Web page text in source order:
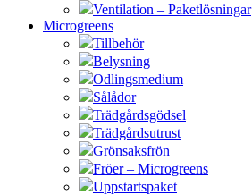
Ventilation – Paketlösningar
Microgreens
Tillbehör
Belysning
Odlingsmedium
Sålådor
Trädgårdsgödsel
Trädgårdsutrust
Grönsaksfrön
Fröer – Microgreens
Uppstartspaket